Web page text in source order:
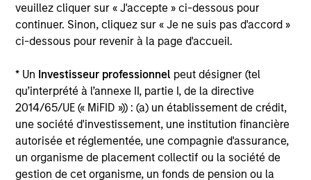
veuillez cliquer sur « J'accepte » ci-dessous pour
continuer. Sinon, cliquez sur « Je ne suis pas d'accord »
ci-dessous pour revenir à la page d'accueil.
* Un Investisseur professionnel peut désigner (tel
qu’interprété à l’annexe II, partie I, de la directive
2014/65/UE (« MiFID »)) : (a) un établissement de crédit,
une société d'investissement, une institution financière
autorisée et réglementée, une compagnie d'assurance,
un organisme de placement collectif ou la société de
gestion de cet organisme, un fonds de pension ou la
Dollar cost averaging 1into and out of positions and,
where applicable, employing tax-swapping strategies
during market corrections.
Provides a high level of communications with investors
Multi-channel, high frequency of investor interaction.